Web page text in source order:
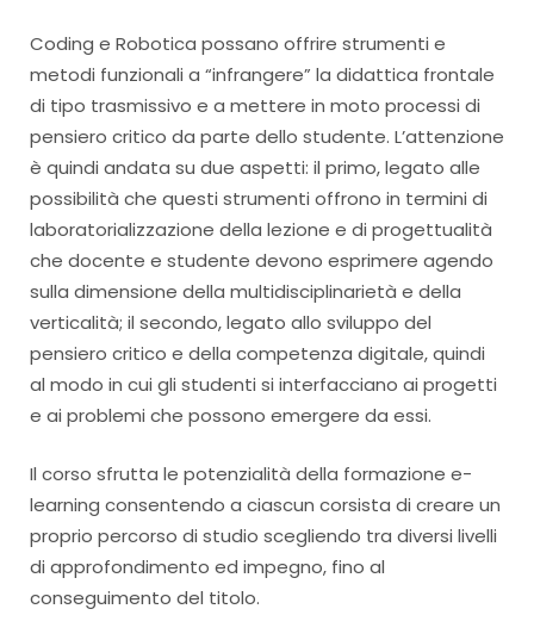
Coding e Robotica possano offrire strumenti e
metodi funzionali a “infrangere” la didattica frontale
di tipo trasmissivo e a mettere in moto processi di
pensiero critico da parte dello studente. L’attenzione
è quindi andata su due aspetti: il primo, legato alle
possibilità che questi strumenti offrono in termini di
laboratorializzazione della lezione e di progettualità
che docente e studente devono esprimere agendo
sulla dimensione della multidisciplinarietà e della
verticalità; il secondo, legato allo sviluppo del
pensiero critico e della competenza digitale, quindi
al modo in cui gli studenti si interfacciano ai progetti
e ai problemi che possono emergere da essi.
Il corso sfrutta le potenzialità della formazione e-
learning consentendo a ciascun corsista di creare un
proprio percorso di studio scegliendo tra diversi livelli
di approfondimento ed impegno, fino al
conseguimento del titolo.